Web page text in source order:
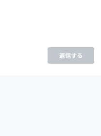
返信する